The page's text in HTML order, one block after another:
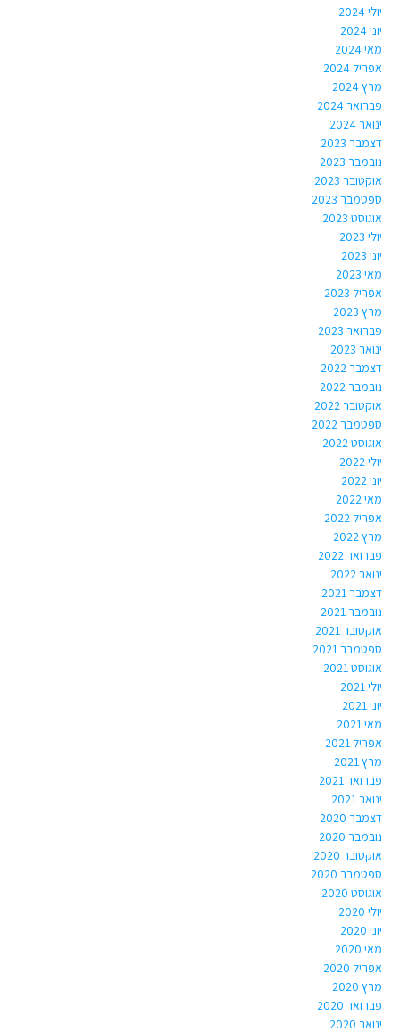
יולי 2024
יוני 2024
מאי 2024
אפריל 2024
מרץ 2024
פברואר 2024
ינואר 2024
דצמבר 2023
נובמבר 2023
אוקטובר 2023
ספטמבר 2023
אוגוסט 2023
יולי 2023
יוני 2023
מאי 2023
אפריל 2023
מרץ 2023
פברואר 2023
ינואר 2023
דצמבר 2022
נובמבר 2022
אוקטובר 2022
ספטמבר 2022
אוגוסט 2022
יולי 2022
יוני 2022
מאי 2022
אפריל 2022
מרץ 2022
פברואר 2022
ינואר 2022
דצמבר 2021
נובמבר 2021
אוקטובר 2021
ספטמבר 2021
אוגוסט 2021
יולי 2021
יוני 2021
מאי 2021
אפריל 2021
מרץ 2021
פברואר 2021
ינואר 2021
דצמבר 2020
נובמבר 2020
אוקטובר 2020
ספטמבר 2020
אוגוסט 2020
יולי 2020
יוני 2020
מאי 2020
אפריל 2020
מרץ 2020
פברואר 2020
ינואר 2020